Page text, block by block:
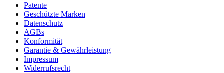
Patente
Geschützte Marken
Datenschutz
AGBs
Konformität
Garantie & Gewährleistung
Impressum
Widerrufsrecht